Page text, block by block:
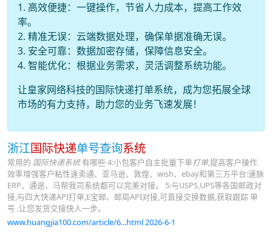
1. 高效便捷：一键操作，节省人力成本，提高工作效
率。
2. 精准无误：云端数据处理，确保单据准确无误。
3. 安全可靠：数据加密存储，保障信息安全。
4. 智能优化：根据业务需求，灵活调整系统功能。
让皇家网络科技的国际快递打单系统，成为您拓展全球
市场的有力支持，助力您的业务飞速发展！
浙江国际快递单号查询系统
常用的 国际快递系统有哪些 4:小包客户自主批量下单打单,提高客户操作
效率增强客户粘性速卖通、亚马逊、敦煌、wish、ebay和第三方平台:速脉
ERP、通途、马帮我司系统都可以完美对接。 5:与USPS,UPS等各国邮政对
接,与四大快递API打单,E宝邮、邮局API对接,可直接交换数据,获取跟踪 单
号 ,让您发货交接快人一步。
www.huangjia100.com/article/6...html 2026-6-1